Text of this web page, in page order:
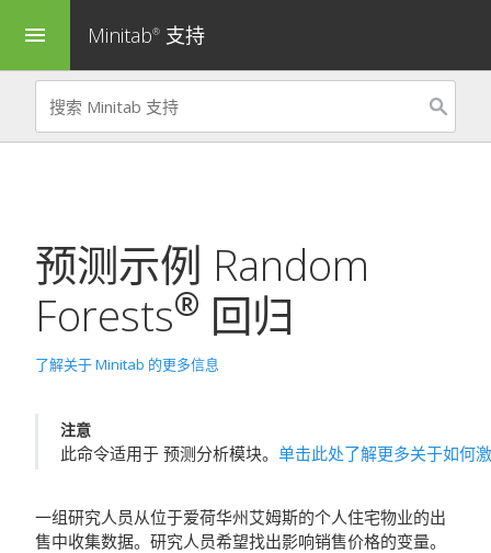
menu Minitab® 支持
预测示例 Random
Forests® 回归
了解关于 Minitab 的更多信息
注意
此命令适用于 预测分析模块。 单击此处了解更多关于如何
一组研究人员从位于爱荷华州艾姆斯的个人住宅物业的出
售中收集数据。研究人员希望找出影响销售价格的变量。